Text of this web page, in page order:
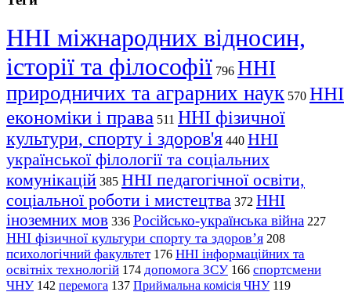
ННІ міжнародних відносин,
історії та філософії 796 ННІ
природничих та аграрних наук 570 ННІ
економіки і права 511 ННІ фізичної
культури, спорту і здоров'я 440 ННІ
української філології та соціальних
комунікацій 385 ННІ педагогічної освіти,
соціальної роботи і мистецтва 372 ННІ
іноземних мов 336 Російсько-українська війна 227
ННІ фізичної культури спорту та здоров’я 208
психологічний факультет 176 ННІ інформаційних та
освітніх технологій 174 допомога ЗСУ 166 спортсмени
ЧНУ 142 перемога 137 Приймальна комісія ЧНУ 119